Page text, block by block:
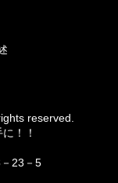
reserved.
！！
23－5